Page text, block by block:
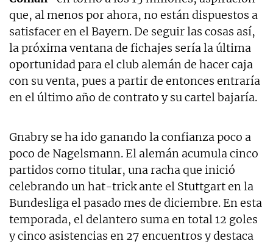
que, al menos por ahora, no están dispuestos a
satisfacer en el Bayern. De seguir las cosas así,
la próxima ventana de fichajes sería la última
oportunidad para el club alemán de hacer caja
con su venta, pues a partir de entonces entraría
en el último año de contrato y su cartel bajaría.
Gnabry se ha ido ganando la confianza poco a
poco de Nagelsmann. El alemán acumula cinco
partidos como titular, una racha que inició
celebrando un hat-trick ante el Stuttgart en la
Bundesliga el pasado mes de diciembre. En esta
temporada, el delantero suma en total 12 goles
y cinco asistencias en 27 encuentros y destaca